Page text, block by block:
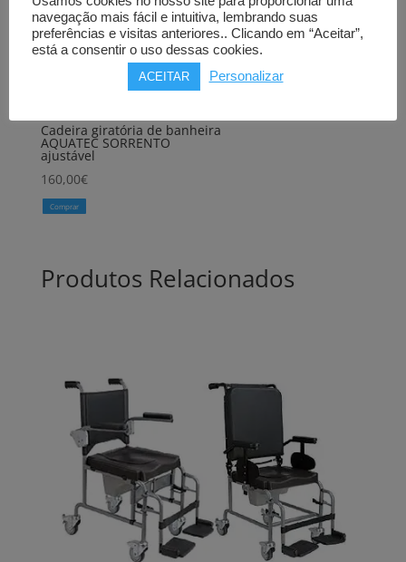
Cadeira giratória de banheira
AQUATEC SORRENTO
ajustável
160,00€
Comprar
Produtos Relacionados
navegação mais fácil e intuitiva, lembrando suas
preferências e visitas anteriores.. Clicando em “Aceitar”,
está a consentir o uso dessas cookies.
ACEITAR Personalizar